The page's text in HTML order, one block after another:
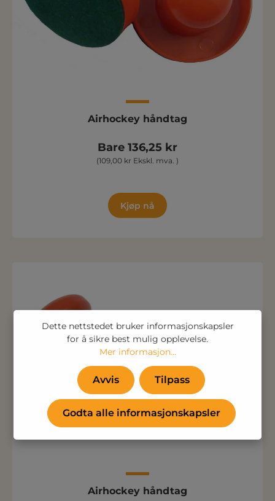
Airhockey håndtag
Bare 136,25 kr
(109,00 kr Ekskl. mva. )
Kjøp nå
Airhockey håndtag
Dette nettstedet bruker informasjonskapsler
for å sikre best mulig opplevelse.
Mer informasjon...
Avvis Tilpass
Godta alle informasjonskapsler